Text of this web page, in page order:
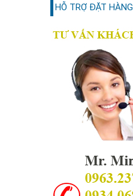
HỖ TRỢ ĐẶT HÀNG